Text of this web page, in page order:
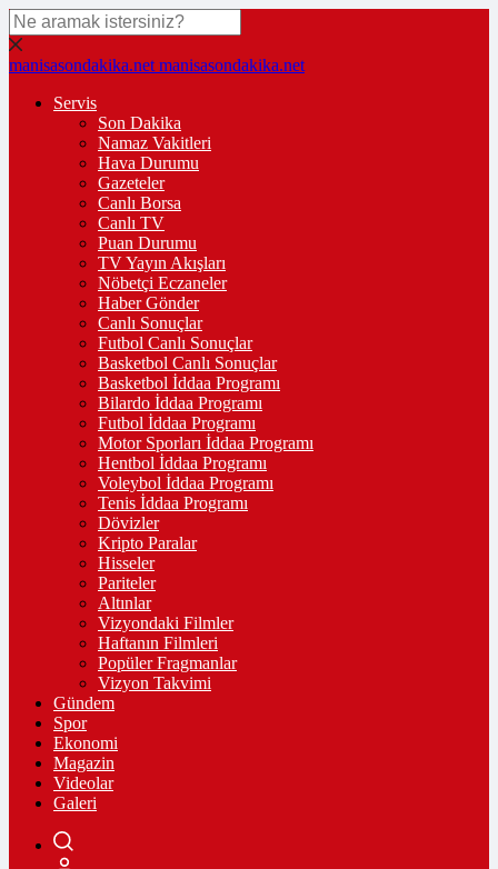
manisasondakika.net manisasondakika.net
Servis
Son Dakika
Namaz Vakitleri
Hava Durumu
Gazeteler
Canlı Borsa
Canlı TV
Puan Durumu
TV Yayın Akışları
Nöbetçi Eczaneler
Haber Gönder
Canlı Sonuçlar
Futbol Canlı Sonuçlar
Basketbol Canlı Sonuçlar
Basketbol İddaa Programı
Bilardo İddaa Programı
Futbol İddaa Programı
Motor Sporları İddaa Programı
Hentbol İddaa Programı
Voleybol İddaa Programı
Tenis İddaa Programı
Dövizler
Kripto Paralar
Hisseler
Pariteler
Altınlar
Vizyondaki Filmler
Haftanın Filmleri
Popüler Fragmanlar
Vizyon Takvimi
Gündem
Spor
Ekonomi
Magazin
Videolar
Galeri